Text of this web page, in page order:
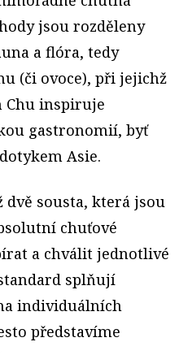
jsou rozděleny
a flóra, tedy
(či ovoce), při jejichž
Chu inspiruje
gastronomií, byť
Asie.
dvě sousta, která jsou
chuťové
a chválit jednotlivé
splňují
individuálních
představíme